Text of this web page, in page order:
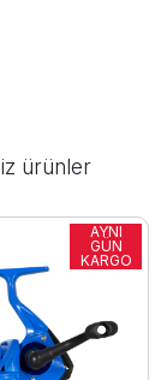
ürünler